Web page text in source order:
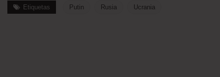
Etiquetas Putin Rusia Ucrania